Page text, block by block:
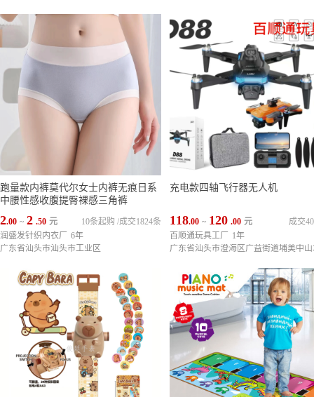
跑量款内裤莫代尔女士内裤无痕日系
中腰性感收腹提臀裸感三角裤
2.00 ~ 2 .50 元 成交1824条
10条起购 /
润盛发针织内衣厂
6年
广东省汕头市汕头市工业区
充电款四轴飞行器无人机
118.00 ~ 120 .00 元
成交
百顺通玩具工厂 1年